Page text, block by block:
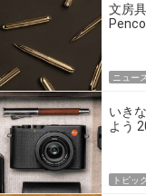
文房
ニュース
いき
よう
トピッ